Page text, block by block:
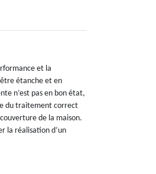
et la
étanche et en
n’est pas en bon état,
du traitement correct
de la maison.
la réalisation d’un